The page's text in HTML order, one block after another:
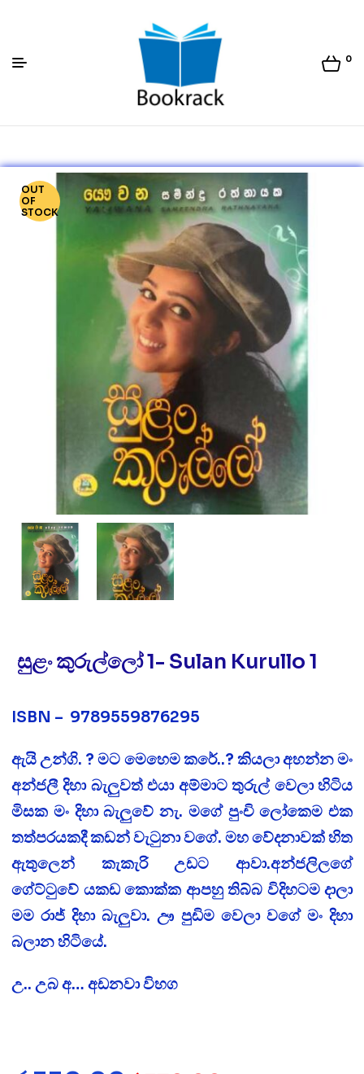
Bookrack.lk
0
OUT
OF
STOCK
සුළං කුරුල්ලෝ 1- Sulan Kurullo 1
ISBN – 9789559876295
ඇයි උන්ගි. ? මට මෙහෙම කරේ..? කියලා අහන්න මං
අන්ජලී දිහා බැලුවත් එයා අම්මාට තුරුල් වෙලා හිටිය
මිසක මං දිහා බැලුවේ නැ. මගේ පුංචි ලෝකෙම එක
තත්පරයකදී කඩන් වැටුනා වගේ. මහ වේදනාවක් හිත
ඇතුලෙන් කැකැරි උඩට ආවා.අන්ජලිලගේ
ගේට්ටුවේ යකඩ කොක්ක ආපහු තිබ්බ විදිහටම දාලා
මම රාජ් දිහා බැලුවා. ඌ පුඩිම වෙලා වගේ මං දිහා
බලාන හිටියේ.
උ.. උබ අ… අඩනවා විහග